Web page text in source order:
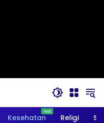
Kesehatan Religi